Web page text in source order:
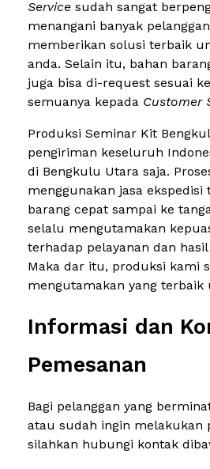
Service sudah sangat
menangani banyak
memberikan solusi terbaik
anda. Selain itu, bahan
juga bisa di-request sesuai
semuanya kepada Customer
Produksi Seminar Kit
pengiriman keseluruh
di Bengkulu Utara saja.
menggunakan jasa ekspedisi
barang cepat sampai ke
selalu mengutamakan
terhadap pelayanan dan
Maka dar itu, produksi kami
mengutamakan yang terbaik
Informasi dan
Pemesanan
Bagi pelanggan yang
atau sudah ingin melakukan
silahkan hubungi kontak